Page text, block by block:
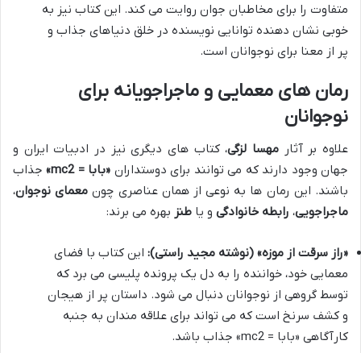
متفاوت را برای مخاطبان جوان روایت می کند. این کتاب نیز به
خوبی نشان دهنده توانایی نویسنده در خلق دنیاهای جذاب و
پر از معنا برای نوجوانان است.
رمان های معمایی و ماجراجویانه برای
نوجوانان
علاوه بر آثار مهسا لزگی، کتاب های دیگری نیز در ادبیات ایران و
جهان وجود دارند که می توانند برای دوستداران «بابا = mc2»
جذاب
باشند. این رمان ها به نوعی از همان عناصری چون معمای نوجوان،
ماجراجویی، رابطه خانوادگی و یا طنز بهره می برند:
«راز سرقت از موزه» (نوشته مجید راستی): این کتاب با فضای
معمایی خود، خواننده را به دل یک پرونده پلیسی می برد که
توسط گروهی از نوجوانان دنبال می شود. داستان پر از هیجان
و کشف سرنخ است که می تواند برای علاقه مندان به جنبه
کارآگاهی «بابا = mc2» جذاب باشد.